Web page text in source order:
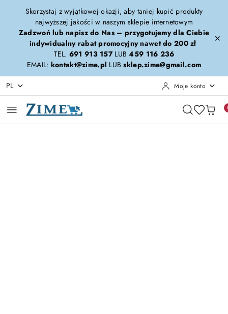
Przejdź do treści głównej
Przejdź do wyszukiwarki
Przejdź do moje konto
Przejdź do menu głównego
Przejdź do opisu produktu
Przejdź do stopki
Skorzystaj z wyjątkowej okazji, aby taniej kupić produkty
najwyższej jakości w naszym sklepie internetowym
Zadzwoń lub napisz do Nas – przygotujemy dla Ciebie
indywidualny rabat promocyjny nawet do 200 zł
TEL. 691 913 157LUB459 116 236
EMAIL: kontakt@zime.pl LUBsklep.zime@gmail.com
PL Moje konto